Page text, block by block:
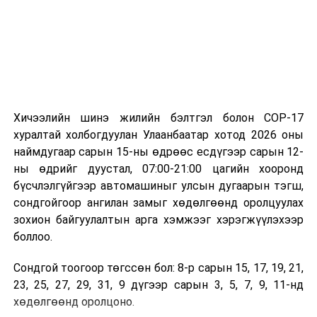
Хичээлийн шинэ жилийн бэлтгэл болон COP-17
хуралтай холбогдуулан Улаанбаатар хотод 2026 оны
наймдугаар сарын 15-ны өдрөөс есдүгээр сарын 12-
ны өдрийг дуустал, 07:00-21:00 цагийн хооронд
бүсчлэлгүйгээр автомашиныг улсын дугаарын тэгш,
сондгойгоор ангилан замыг хөдөлгөөнд оролцуулах
зохион байгуулалтын арга хэмжээг хэрэгжүүлэхээр
боллоо.
Сондгой тоогоор төгссөн бол: 8-р сарын 15, 17, 19, 21,
23, 25, 27, 29, 31, 9 дүгээр сарын 3, 5, 7, 9, 11-нд
хөдөлгөөнд оролцоно.